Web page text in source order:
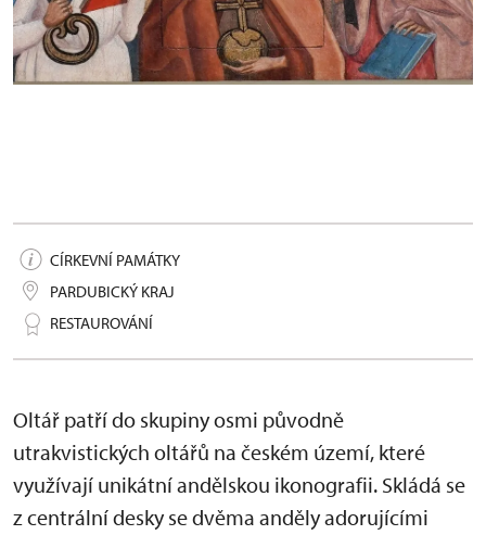
CÍRKEVNÍ PAMÁTKY
PARDUBICKÝ KRAJ
RESTAUROVÁNÍ
Oltář patří do skupiny osmi původně
utrakvistických oltářů na českém území, které
využívají unikátní andělskou ikonografii. Skládá se
z centrální desky se dvěma anděly adorujícími